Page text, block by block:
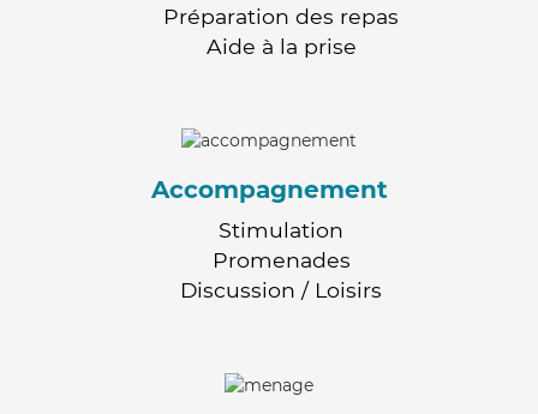
Préparation des repas
Aide à la prise
Accompagnement
Stimulation
Promenades
Discussion / Loisirs